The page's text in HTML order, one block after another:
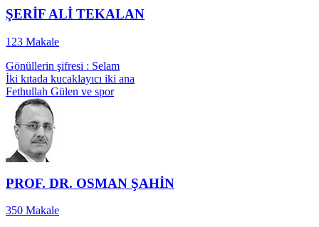
ŞERİF ALİ TEKALAN
123 Makale
Gönüllerin şifresi : Selam
İki kıtada kucaklayıcı iki ana
Fethullah Gülen ve spor
PROF. DR. OSMAN ŞAHİN
350 Makale